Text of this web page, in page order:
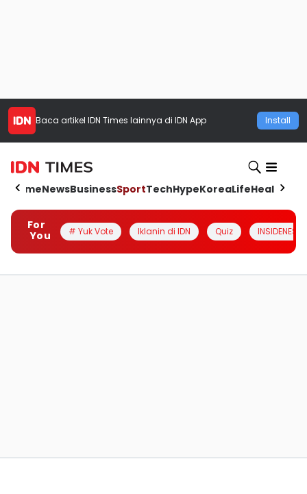
Baca artikel IDN Times lainnya di IDN App Install
HomeNewsBusinessSportTechHypeKoreaLifeHealth
For
You
# Yuk Vote Iklanin di IDN Quiz INSIDENESIA